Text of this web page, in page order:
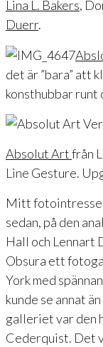
Lina L. Bakers,
Duerr.
det är ”bara” att
konsthubbar runt
Absolut Artfrån
Line Gesture.
Mitt fotointresse
sedan, på den
Hall och Lennart
Obsura ett
York med
kunde se annat
galleriet var den
Cederquist. Det